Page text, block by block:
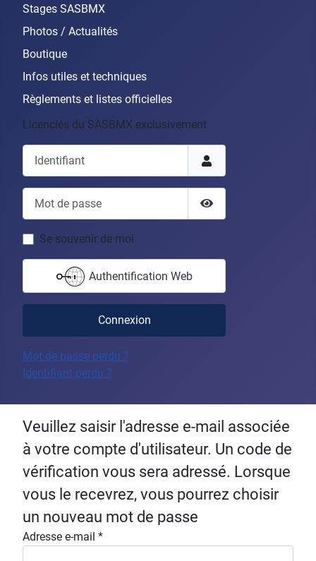
Stages SASBMX
Photos / Actualités
Boutique
Infos utiles et techniques
Règlements et listes officielles
Licenciés du SASBMX exclusivement
Identifiant
Afficher le mot de
Se souvenir de moi
Authentification Web
Connexion
Mot de passe perdu ?
Identifiant perdu ?
Veuillez saisir l'adresse e-mail associée
à votre compte d'utilisateur. Un code de
vérification vous sera adressé. Lorsque
vous le recevrez, vous pourrez choisir
un nouveau mot de passe
Adresse e-mail *